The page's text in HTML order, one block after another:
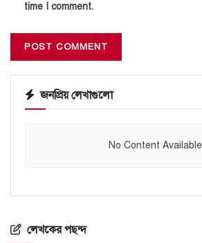
time I comment.
জনপ্রিয় লেখাগুলো
No Content Available
লেখকের পছন্দ